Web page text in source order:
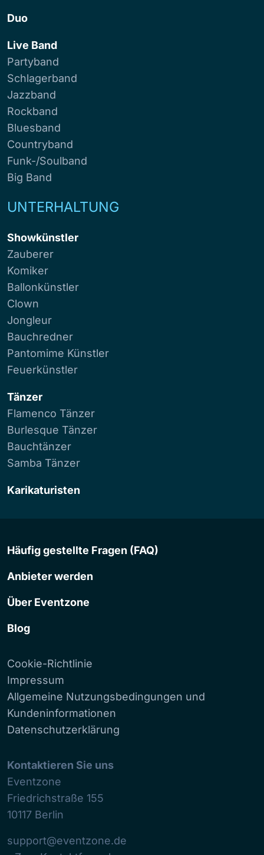
Duo
Live Band
Partyband
Schlagerband
Jazzband
Rockband
Bluesband
Countryband
Funk-/Soulband
Big Band
UNTERHALTUNG
Showkünstler
Zauberer
Komiker
Ballonkünstler
Clown
Jongleur
Bauchredner
Pantomime Künstler
Feuerkünstler
Tänzer
Flamenco Tänzer
Burlesque Tänzer
Bauchtänzer
Samba Tänzer
Karikaturisten
Häufig gestellte Fragen (FAQ)
Anbieter werden
Über Eventzone
Blog
Cookie-Richtlinie
Impressum
Allgemeine Nutzungsbedingungen und
Kundeninformationen
Datenschutzerklärung
Kontaktieren Sie uns
Eventzone
Friedrichstraße 155
10117 Berlin
support@eventzone.de